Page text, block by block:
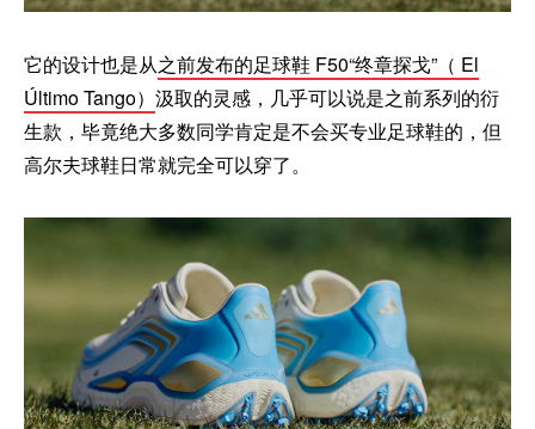
它的设计也是从之前发布的足球鞋 F50“终章探戈”（ El
Último Tango） 汲取的灵感，几乎可以说是之前系列的衍
生款，毕竟绝大多数同学肯定是不会买专业足球鞋的，但
高尔夫球鞋日常就完全可以穿了。